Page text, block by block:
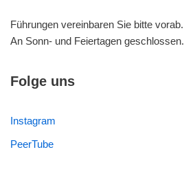
Führungen vereinbaren Sie bitte vorab.
An Sonn- und Feiertagen geschlossen.
Folge uns
Instagram
PeerTube